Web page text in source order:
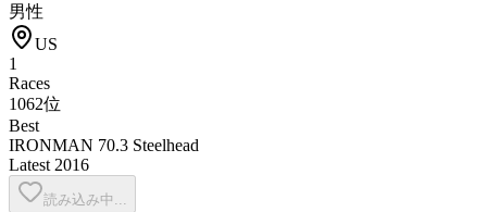
男性
US
1
Races
1062位
Best
IRONMAN 70.3 Steelhead
Latest 2016
読み込み中...